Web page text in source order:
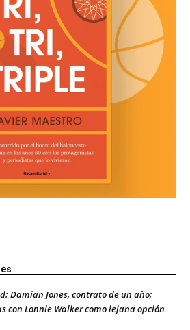
Damian Jones, contrato de un año;
con Lonnie Walker como lejana opción